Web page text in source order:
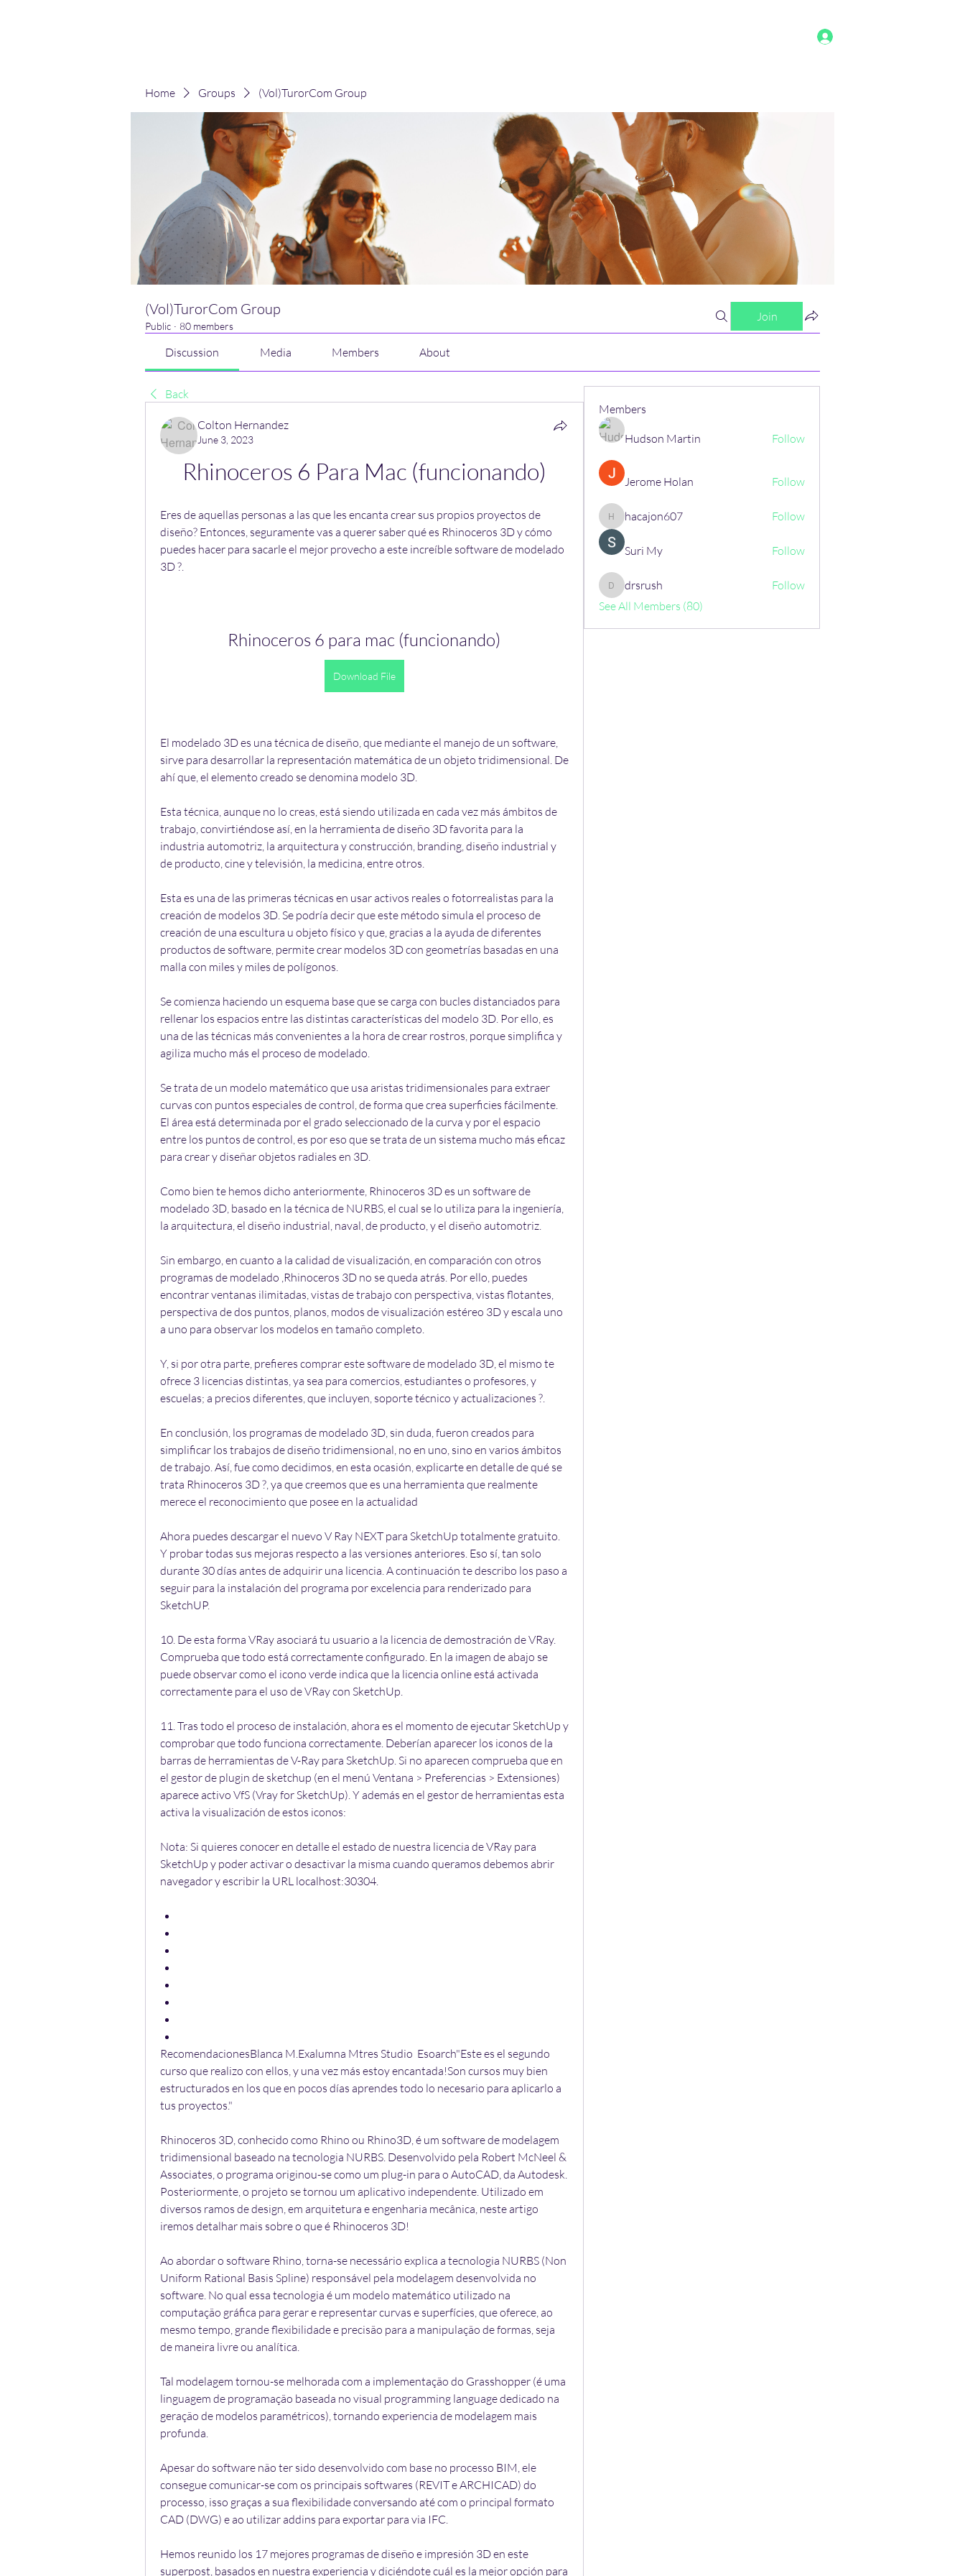
Home Groups (Vol)TurorCom Group
(Vol)TurorCom Group
Public · 80 members
Join
Discussion Media Members About
Back
Colton Hernandez
June 3, 2023
Rhinoceros 6 Para Mac (funcionando)
Eres de aquellas personas a las que les encanta crear sus propios proyectos de
diseño? Entonces, seguramente vas a querer saber qué es Rhinoceros 3D y cómo
puedes hacer para sacarle el mejor provecho a este increíble software de modelado
3D ?.
Rhinoceros 6 para mac (funcionando)
Download File
El modelado 3D es una técnica de diseño, que mediante el manejo de un software,
sirve para desarrollar la representación matemática de un objeto tridimensional. De
ahí que, el elemento creado se denomina modelo 3D.
Esta técnica, aunque no lo creas, está siendo utilizada en cada vez más ámbitos de
trabajo, convirtiéndose así, en la herramienta de diseño 3D favorita para la
industria automotriz, la arquitectura y construcción, branding, diseño industrial y
de producto, cine y televisión, la medicina, entre otros.
Esta es una de las primeras técnicas en usar activos reales o fotorrealistas para la
creación de modelos 3D. Se podría decir que este método simula el proceso de
creación de una escultura u objeto físico y que, gracias a la ayuda de diferentes
productos de software, permite crear modelos 3D con geometrías basadas en una
malla con miles y miles de polígonos.
Se comienza haciendo un esquema base que se carga con bucles distanciados para
rellenar los espacios entre las distintas características del modelo 3D. Por ello, es
una de las técnicas más convenientes a la hora de crear rostros, porque simplifica y
agiliza mucho más el proceso de modelado.
Se trata de un modelo matemático que usa aristas tridimensionales para extraer
curvas con puntos especiales de control, de forma que crea superficies fácilmente.
El área está determinada por el grado seleccionado de la curva y por el espacio
entre los puntos de control, es por eso que se trata de un sistema mucho más eficaz
para crear y diseñar objetos radiales en 3D.
Como bien te hemos dicho anteriormente, Rhinoceros 3D es un software de
modelado 3D, basado en la técnica de NURBS, el cual se lo utiliza para la ingeniería,
la arquitectura, el diseño industrial, naval, de producto, y el diseño automotriz.
Sin embargo, en cuanto a la calidad de visualización, en comparación con otros
programas de modelado ,Rhinoceros 3D no se queda atrás. Por ello, puedes
encontrar ventanas ilimitadas, vistas de trabajo con perspectiva, vistas flotantes,
perspectiva de dos puntos, planos, modos de visualización estéreo 3D y escala uno
a uno para observar los modelos en tamaño completo.
Y, si por otra parte, prefieres comprar este software de modelado 3D, el mismo te
ofrece 3 licencias distintas, ya sea para comercios, estudiantes o profesores, y
escuelas; a precios diferentes, que incluyen, soporte técnico y actualizaciones ?.
En conclusión, los programas de modelado 3D, sin duda, fueron creados para
simplificar los trabajos de diseño tridimensional, no en uno, sino en varios ámbitos
de trabajo. Así, fue como decidimos, en esta ocasión, explicarte en detalle de qué se
trata Rhinoceros 3D ?, ya que creemos que es una herramienta que realmente
merece el reconocimiento que posee en la actualidad
Ahora puedes descargar el nuevo V Ray NEXT para SketchUp totalmente gratuito.
Y probar todas sus mejoras respecto a las versiones anteriores. Eso sí, tan solo
durante 30 días antes de adquirir una licencia. A continuación te describo los paso a
seguir para la instalación del programa por excelencia para renderizado para
SketchUP.
10. De esta forma VRay asociará tu usuario a la licencia de demostración de VRay.
Comprueba que todo está correctamente configurado. En la imagen de abajo se
puede observar como el icono verde indica que la licencia online está activada
correctamente para el uso de VRay con SketchUp.
11. Tras todo el proceso de instalación, ahora es el momento de ejecutar SketchUp y
comprobar que todo funciona correctamente. Deberían aparecer los iconos de la
barras de herramientas de V-Ray para SketchUp. Si no aparecen comprueba que en
el gestor de plugin de sketchup (en el menú Ventana > Preferencias > Extensiones)
aparece activo VfS (Vray for SketchUp). Y además en el gestor de herramientas esta
activa la visualización de estos iconos:
Nota: Si quieres conocer en detalle el estado de nuestra licencia de VRay para
SketchUp y poder activar o desactivar la misma cuando queramos debemos abrir
navegador y escribir la URL localhost:30304.
RecomendacionesBlanca M.Exalumna Mtres Studio  Esoarch"Este es el segundo
curso que realizo con ellos, y una vez más estoy encantada!Son cursos muy bien
estructurados en los que en pocos días aprendes todo lo necesario para aplicarlo a
tus proyectos."
Rhinoceros 3D, conhecido como Rhino ou Rhino3D, é um software de modelagem
tridimensional baseado na tecnologia NURBS. Desenvolvido pela Robert McNeel &
Associates, o programa originou-se como um plug-in para o AutoCAD, da Autodesk.
Posteriormente, o projeto se tornou um aplicativo independente. Utilizado em
diversos ramos de design, em arquitetura e engenharia mecânica, neste artigo
iremos detalhar mais sobre o que é Rhinoceros 3D!
Ao abordar o software Rhino, torna-se necessário explica a tecnologia NURBS (Non
Uniform Rational Basis Spline) responsável pela modelagem desenvolvida no
software. No qual essa tecnologia é um modelo matemático utilizado na
computação gráfica para gerar e representar curvas e superfícies, que oferece, ao
mesmo tempo, grande flexibilidade e precisão para a manipulação de formas, seja
de maneira livre ou analítica.
Tal modelagem tornou-se melhorada com a implementação do Grasshopper (é uma
linguagem de programação baseada no visual programming language dedicado na
geração de modelos paramétricos), tornando experiencia de modelagem mais
profunda.
Apesar do software não ter sido desenvolvido com base no processo BIM, ele
consegue comunicar-se com os principais softwares (REVIT e ARCHICAD) do
processo, isso graças a sua flexibilidade conversando até com o principal formato
CAD (DWG) e ao utilizar addins para exportar para via IFC.
Hemos reunido los 17 mejores programas de diseño e impresión 3D en este
superpost, basados en nuestra experiencia y diciéndote cuál es la mejor opción para
Members
Hudson Martin Follow
Jerome Holan Follow
hacajon607
hacajon607 Follow
Suri My Follow
drsrushdrsrush
Follow
See All Members (80)